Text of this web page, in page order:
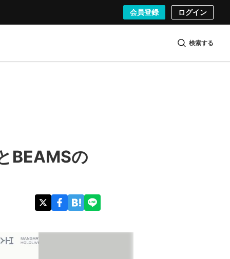
会員登録 ログイン
検索する
BEAMSの